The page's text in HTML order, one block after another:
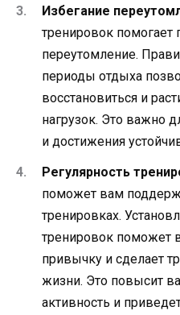
Избегание
тренировок помогает
переутомление.
периоды отдыха
восстановиться и
нагрузок. Это важно
и достижения
Регулярность
поможет вам
тренировках.
тренировок поможет
привычку и сделает
жизни. Это повысит
активность и